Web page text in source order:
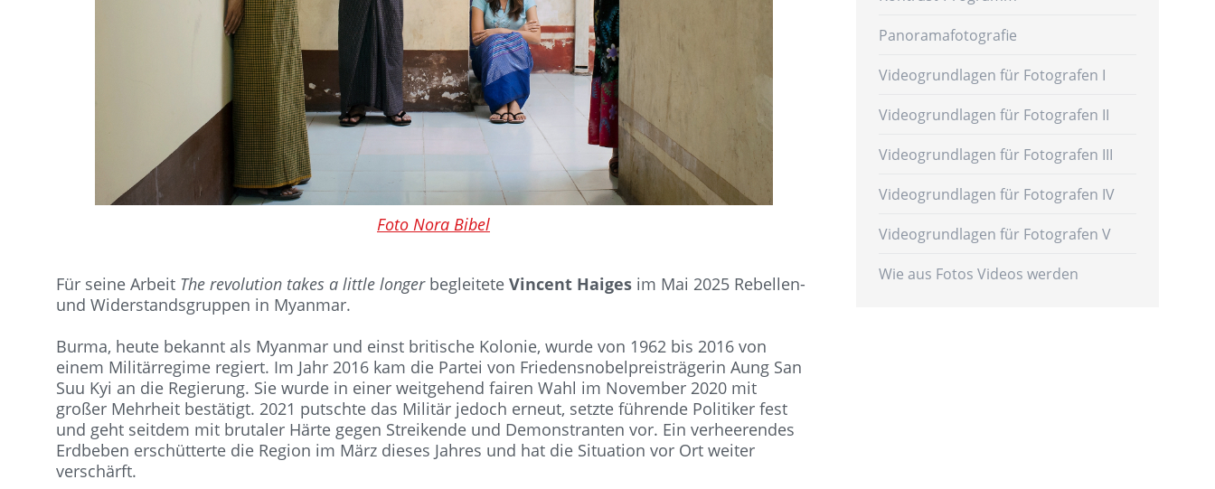
Foto Nora Bibel
Für seine Arbeit The revolution takes a little longerbegleiteteVincent Haiges im Mai 2025 Rebellen-
und Widerstandsgruppen in Myanmar.
Burma, heute bekannt als Myanmar und einst britische Kolonie, wurde von 1962 bis 2016 von
einem Militärregime regiert. Im Jahr 2016 kam die Partei von Friedensnobelpreisträgerin Aung San
Suu Kyi an die Regierung. Sie wurde in einer weitgehend fairen Wahl im November 2020 mit
großer Mehrheit bestätigt. 2021 putschte das Militär jedoch erneut, setzte führende Politiker fest
und geht seitdem mit brutaler Härte gegen Streikende und Demonstranten vor. Ein verheerendes
Erdbeben erschütterte die Region im März dieses Jahres und hat die Situation vor Ort weiter
verschärft.
Panoramafotografie
Videogrundlagen für Fotografen I
Videogrundlagen für Fotografen II
Videogrundlagen für Fotografen III
Videogrundlagen für Fotografen IV
Videogrundlagen für Fotografen V
Wie aus Fotos Videos werden